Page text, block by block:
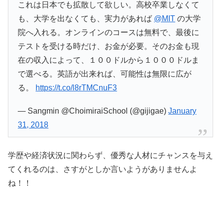
これは日本でも拡散して欲しい。高校卒業しなくて
も、大学を出なくても、実力があれば @MIT の大学
院へ入れる。オンラインのコースは無料で、最後に
テストを受ける時だけ、お金が必要。そのお金も現
在の収入によって、１００ドルから１０００ドルま
で選べる。英語が出来れば、可能性は無限に広が
る。
https://t.co/l8rTMCnuF3
— Sangmin @ChoimiraiSchool (@gijigae)January
31, 2018
学歴や経済状況に関わらず、優秀な人材にチャンスを与え
てくれるのは、さすがとしか言いようがありませんよ
ね！！